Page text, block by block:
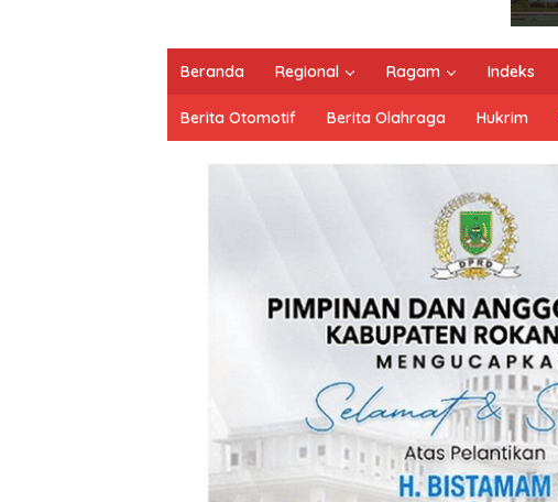
Beranda Regional Ragam Indeks
Berita Otomotif Berita Olahraga Hukrim